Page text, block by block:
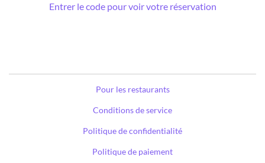
Entrer le code pour voir votre réservation
Pour les restaurants
Conditions de service
Politique de confidentialité
Politique de paiement